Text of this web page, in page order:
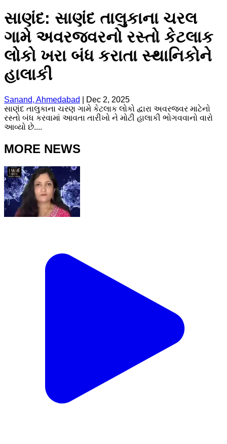
સાણંદ: સાણંદ તાલુકાના ચરલ
ગામે અવરજવરનો રસ્તો કેટલાક
લોકો ખરા બંધ કરાતા સ્થાનિકોને
હાલાકી
Sanand, Ahmedabad
Dec 2, 2025
સાણંદ તાલુકાના ચરણ ગામે કેટલાક લોકો દ્વારા અવરજવર માટેનો
રસ્તો બંધ કરવામાં આવતા તારીખો ને મોટી હાલાકી ભોગવવાનો વારો
આવ્યો છે....
MORE NEWS